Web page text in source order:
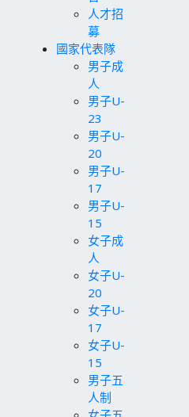
人才招
募
國家代表隊
男子成
人
男子U-
23
男子U-
20
男子U-
17
男子U-
15
女子成
人
女子U-
20
女子U-
17
女子U-
15
男子五
人制